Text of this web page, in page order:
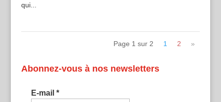
qui...
Page 1 sur 2 1 2 »
Abonnez-vous à nos newsletters
E-mail *